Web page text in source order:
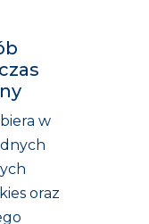
w
oraz